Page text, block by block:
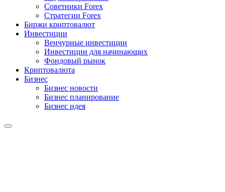
Советники Forex
Стратегии Forex
Биржи криптовалют
Инвестиции
Венчурные инвестиции
Инвестиции для начинающих
Фондовый рынок
Криптовалюта
Бизнес
Бизнес новости
Бизнес планирование
Бизнес идея